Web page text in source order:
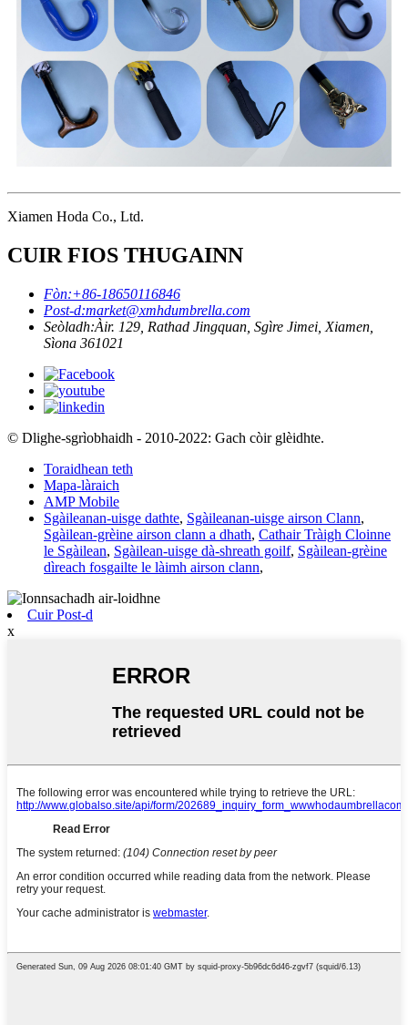
Xiamen Hoda Co., Ltd.
CUIR FIOS THUGAINN
Fòn:+86-18650116846
Post-d:market@xmhdumbrella.com
Seòladh:Àir. 129, Rathad Jingquan, Sgìre Jimei, Xiamen,
Sìona 361021
© Dlighe-sgrìobhaidh - 2010-2022: Gach còir glèidhte.
Toraidhean teth
Mapa-làraich
AMP Mobile
Sgàileanan-uisge dathte, Sgàileanan-uisge airson Clann,
Sgàilean-grèine airson clann a dhath, Cathair Tràigh Cloinne
le Sgàilean, Sgàilean-uisge dà-shreath goilf, Sgàilean-grèine
dìreach fosgailte le làimh airson clann,
Cuir Post-d
x